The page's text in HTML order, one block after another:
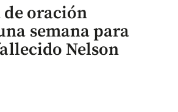
de oración
semana para
Nelson